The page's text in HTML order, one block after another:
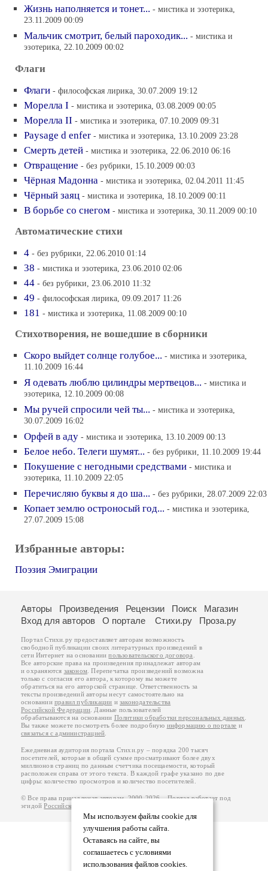
Жизнь наполняется и тонет... - мистика и эзотерика,
23.11.2009 00:09
Мальчик смотрит, белый пароходик... - мистика и
эзотерика, 22.10.2009 00:02
Флаги
Флаги - философская лирика, 30.07.2009 19:12
Морелла I - мистика и эзотерика, 03.08.2009 00:05
Морелла II - мистика и эзотерика, 07.10.2009 09:31
Paysage d enfer - мистика и эзотерика, 13.10.2009 23:28
Смерть детей - мистика и эзотерика, 22.06.2010 06:16
Отвращение - без рубрики, 15.10.2009 00:03
Чёрная Мадонна - мистика и эзотерика, 02.04.2011 11:45
Чёрный заяц - мистика и эзотерика, 18.10.2009 00:11
В борьбе со снегом - мистика и эзотерика, 30.11.2009 00:10
Автоматические стихи
4 - без рубрики, 22.06.2010 01:14
38 - мистика и эзотерика, 23.06.2010 02:06
44 - без рубрики, 23.06.2010 11:32
49 - философская лирика, 09.09.2017 11:26
181 - мистика и эзотерика, 11.08.2009 00:10
Стихотворения, не вошедшие в сборники
Скоро выйдет солнце голубое... - мистика и эзотерика,
11.10.2009 16:44
Я одевать люблю цилиндры мертвецов... - мистика и
эзотерика, 12.10.2009 00:08
Мы ручей спросили чей ты... - мистика и эзотерика,
30.07.2009 16:02
Орфей в аду - мистика и эзотерика, 13.10.2009 00:13
Белое небо. Телеги шумят... - без рубрики, 11.10.2009 19:44
Покушение с негодными средствами - мистика и
эзотерика, 11.10.2009 22:05
Перечисляю буквы я до ша... - без рубрики, 28.07.2009 22:03
Копает землю остроносый год... - мистика и эзотерика,
27.07.2009 15:08
Избранные авторы:
Поэзия Эмиграции
Мы используем файлы cookie для
улучшения работы сайта.
Оставаясь на сайте, вы
соглашаетесь с условиями
использования файлов cookies.
Авторы Произведения Рецензии Поиск
Магазин
Вход для авторов
О портале Стихи.ру Проза.ру
Портал Стихи.ру предоставляет авторам возможность
свободной публикации своих литературных произведений в
сети Интернет на основаниипользовательского договора
Все авторские права на произведения принадлежат авторам
и охраняются законом . Перепечатка произведений возможна
только с согласия его автора, к которому вы можете
обратиться на его авторской странице. Ответственность за
тексты произведений авторы несут самостоятельно на
основанииправил публикации изаконодательства
Российской Федерации . Данные пользователей
обрабатываются на основании Политики обработки персональных данных
Вы также можете посмотреть более подробную информацию о портале и
связаться с администрацией
Ежедневная аудитория портала Стихи.ру – порядка 200 тысяч
посетителей, которые в общей сумме просматривают более двух
миллионов страниц по данным счетчика посещаемости, который
расположен справа от этого текста. В каждой графе указано по две
цифры: количество просмотров и количество посетителей.
© Все права принадлежат авторам, 2000-2026. Портал работает под
эгидойРоссийского союза писателей